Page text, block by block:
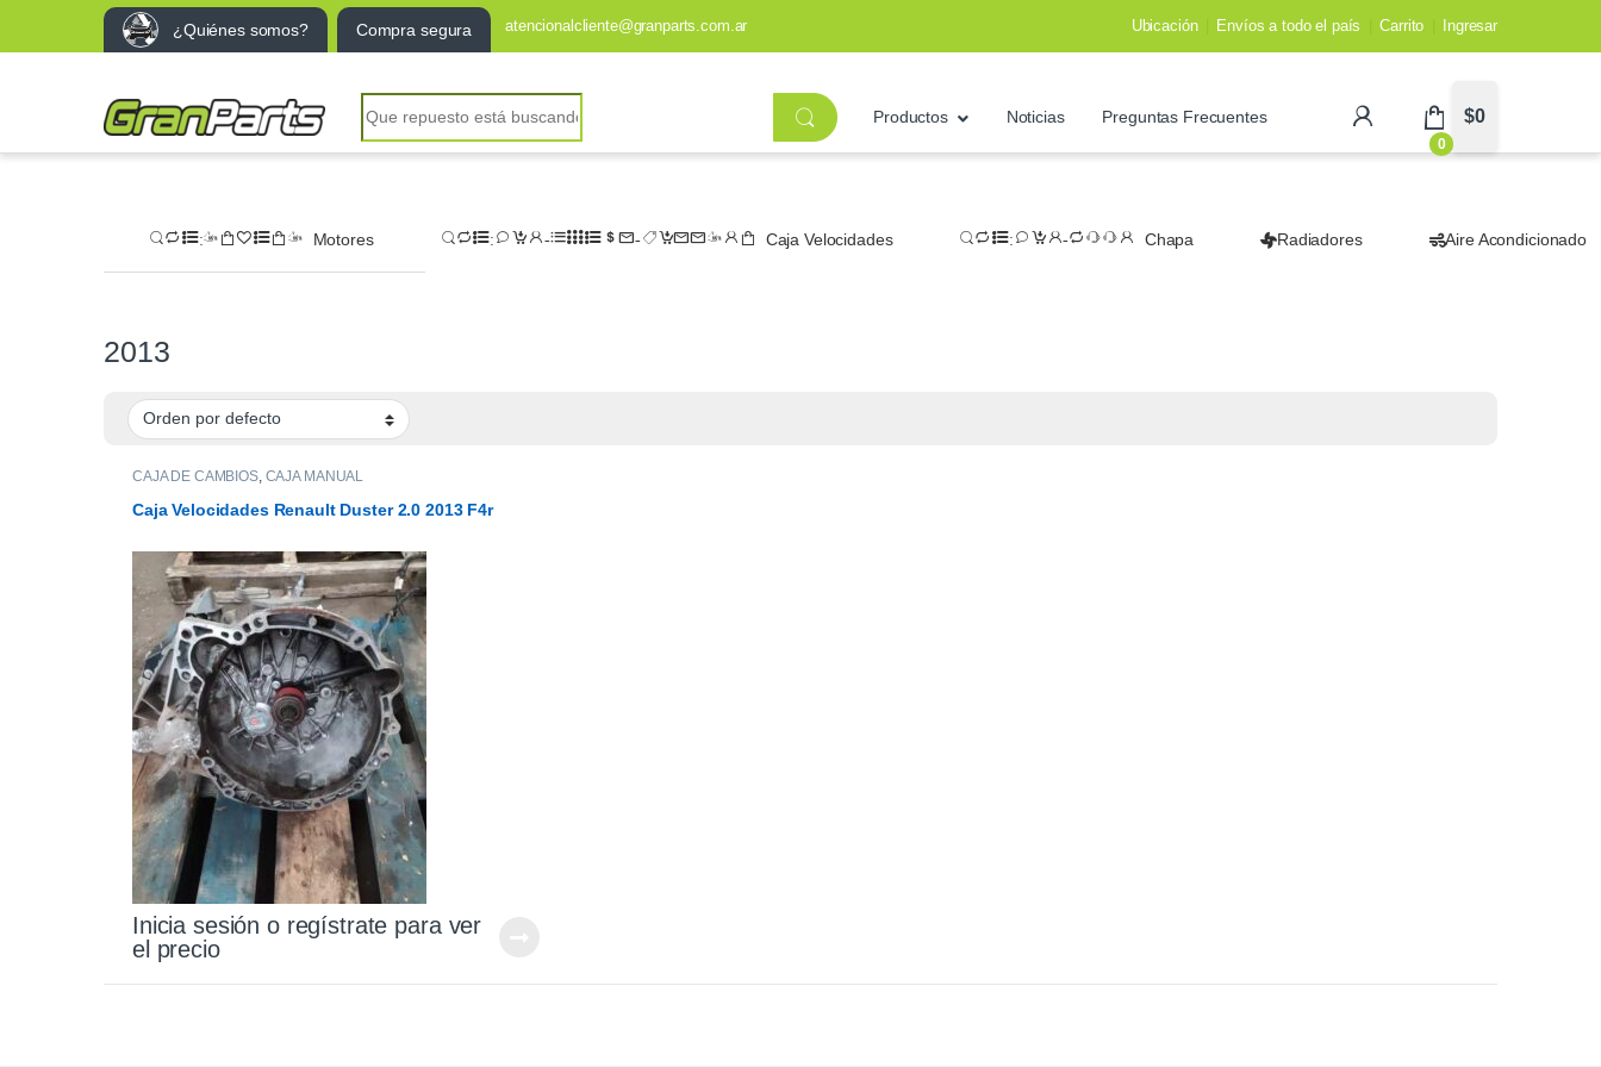
¿Quiénes somos? Compra segura atencionalcliente@granparts.com.ar Ubicación Envíos a todo el país Carrito Ingresar
Search for:
Productos Noticias Preguntas Frecuentes
0
$0
2013
CAJA DE CAMBIOS, CAJA MANUAL
Caja Velocidades Renault Duster 2.0 2013 F4r
Inicia sesión o regístrate para ver
el precio
Motores Caja Velocidades Chapa Radiadores Aire Acondicionado